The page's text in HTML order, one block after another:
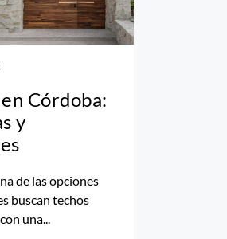
Córdoba:
y
de las opciones
buscan techos
una...